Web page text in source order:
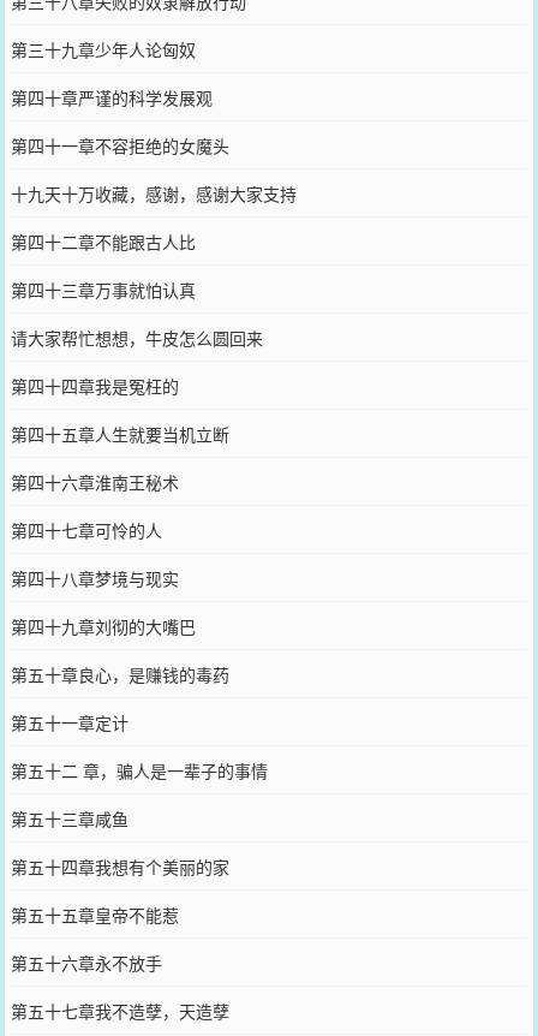
第三十九章少年人论匈奴
第四十章严谨的科学发展观
第四十一章不容拒绝的女魔头
十九天十万收藏，感谢，感谢大家支持
第四十二章不能跟古人比
第四十三章万事就怕认真
请大家帮忙想想，牛皮怎么圆回来
第四十四章我是冤枉的
第四十五章人生就要当机立断
第四十六章淮南王秘术
第四十七章可怜的人
第四十八章梦境与现实
第四十九章刘彻的大嘴巴
第五十章良心，是赚钱的毒药
第五十一章定计
第五十二 章，骗人是一辈子的事情
第五十三章咸鱼
第五十四章我想有个美丽的家
第五十五章皇帝不能惹
第五十六章永不放手
第五十七章我不造孽，天造孽